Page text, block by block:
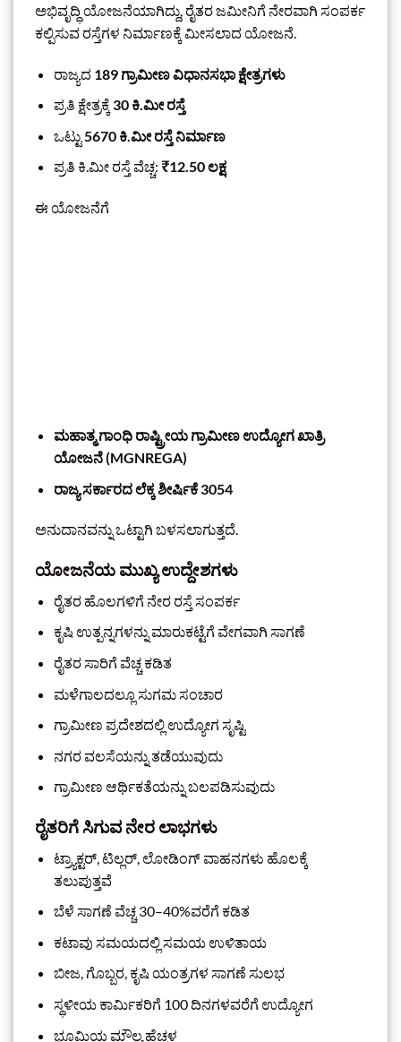
ಅಭಿವೃದ್ಧಿ ಯೋಜನೆಯಾಗಿದ್ದು, ರೈತರ ಜಮೀನಿಗೆ ನೇರವಾಗಿ ಸಂಪರ್ಕ
ಕಲ್ಪಿಸುವ ರಸ್ತೆಗಳ ನಿರ್ಮಾಣಕ್ಕೆ ಮೀಸಲಾದ ಯೋಜನೆ.
ರಾಜ್ಯದ 189 ಗ್ರಾಮೀಣ ವಿಧಾನಸಭಾ ಕ್ಷೇತ್ರಗಳು
ಪ್ರತಿ ಕ್ಷೇತ್ರಕ್ಕೆ 30 ಕಿ.ಮೀ ರಸ್ತೆ
ಒಟ್ಟು 5670 ಕಿ.ಮೀ ರಸ್ತೆ ನಿರ್ಮಾಣ
ಪ್ರತಿ ಕಿ.ಮೀ ರಸ್ತೆ ವೆಚ್ಚ: ₹12.50 ಲಕ್ಷ
ಈ ಯೋಜನೆಗೆ
ಮಹಾತ್ಮ ಗಾಂಧಿ ರಾಷ್ಟ್ರೀಯ ಗ್ರಾಮೀಣ ಉದ್ಯೋಗ ಖಾತ್ರಿ
ಯೋಜನೆ (MGNREGA)
ರಾಜ್ಯ ಸರ್ಕಾರದ ಲೆಕ್ಕ ಶೀರ್ಷಿಕೆ 3054
ಅನುದಾನವನ್ನು ಒಟ್ಟಾಗಿ ಬಳಸಲಾಗುತ್ತದೆ.
ಯೋಜನೆಯ ಮುಖ್ಯ ಉದ್ದೇಶಗಳು
ರೈತರ ಹೊಲಗಳಿಗೆ ನೇರ ರಸ್ತೆ ಸಂಪರ್ಕ
ಕೃಷಿ ಉತ್ಪನ್ನಗಳನ್ನು ಮಾರುಕಟ್ಟೆಗೆ ವೇಗವಾಗಿ ಸಾಗಣೆ
ರೈತರ ಸಾರಿಗೆ ವೆಚ್ಚ ಕಡಿತ
ಮಳೆಗಾಲದಲ್ಲೂ ಸುಗಮ ಸಂಚಾರ
ಗ್ರಾಮೀಣ ಪ್ರದೇಶದಲ್ಲಿ ಉದ್ಯೋಗ ಸೃಷ್ಟಿ
ನಗರ ವಲಸೆಯನ್ನು ತಡೆಯುವುದು
ಗ್ರಾಮೀಣ ಆರ್ಥಿಕತೆಯನ್ನು ಬಲಪಡಿಸುವುದು
ರೈತರಿಗೆ ಸಿಗುವ ನೇರ ಲಾಭಗಳು
ಟ್ರ್ಯಾಕ್ಟರ್, ಟಿಲ್ಲರ್, ಲೋಡಿಂಗ್ ವಾಹನಗಳು ಹೊಲಕ್ಕೆ
ತಲುಪುತ್ತವೆ
ಬೆಳೆ ಸಾಗಣೆ ವೆಚ್ಚ 30–40%ವರೆಗೆ ಕಡಿತ
ಕಟಾವು ಸಮಯದಲ್ಲಿ ಸಮಯ ಉಳಿತಾಯ
ಬೀಜ, ಗೊಬ್ಬರ, ಕೃಷಿ ಯಂತ್ರಗಳ ಸಾಗಣೆ ಸುಲಭ
ಸ್ಥಳೀಯ ಕಾರ್ಮಿಕರಿಗೆ 100 ದಿನಗಳವರೆಗೆ ಉದ್ಯೋಗ
ಭೂಮಿಯ ಮೌಲ್ಯ ಹೆಚ್ಚಳ